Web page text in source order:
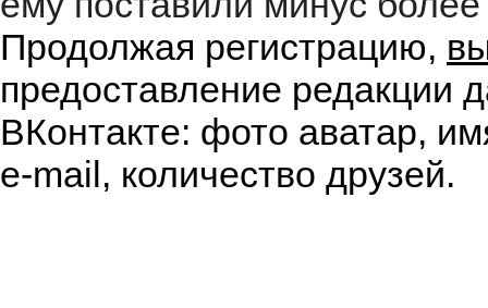
Продолжая регистрацию,
предоставление редакции
ВКонтакте: фото аватар,
e-mail, количество друзей.